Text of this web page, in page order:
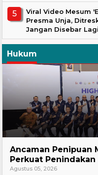
Viral Video Mesum
Presma Unja,
Jangan Disebar Lagi
Hukum
Ancaman Penipuan
Perkuat Penindakan
Agustus 05, 2026